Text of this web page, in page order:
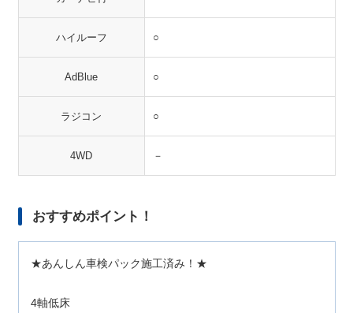
ハイルーフ ○
AdBlue ○
ラジコン ○
4WD －
おすすめポイント！
★あんしん車検パック施工済み！★
4軸低床